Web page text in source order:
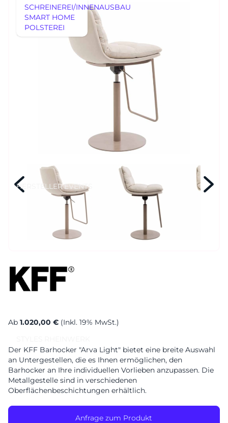
SCHREINEREI/INNENAUSBAU
SMART HOME
POLSTEREI
HERSTELLEREVENTS
UNSERE EXPERTISE
UNSERE EXPERTISE
REFERENZEN
HERSTELLER
EVENTS
STYLES
AUSSTELLUNGSSTÜCKE
AUSSTELLUNGSSTÜCKE
MÖBEL
MÖBEL
Ab 1.020,00 € (Inkl. 19% MwSt.)
Der KFF Barhocker "Arva Light" bietet eine breite Auswahl
an Untergestellen, die es Ihnen ermöglichen, den
Barhocker an Ihre individuellen Vorlieben anzupassen. Die
Metallgestelle sind in verschiedenen
Oberflächenbeschichtungen erhältlich.
Anfrage zum Produkt
Königswinterer Str. 319
53639 Königswinter-Ittenbach
0 22 23 - 91 89 0
Di.-Fr. 10-18 Uhr
Sa. 10-17 Uhr
Montag geschlossen